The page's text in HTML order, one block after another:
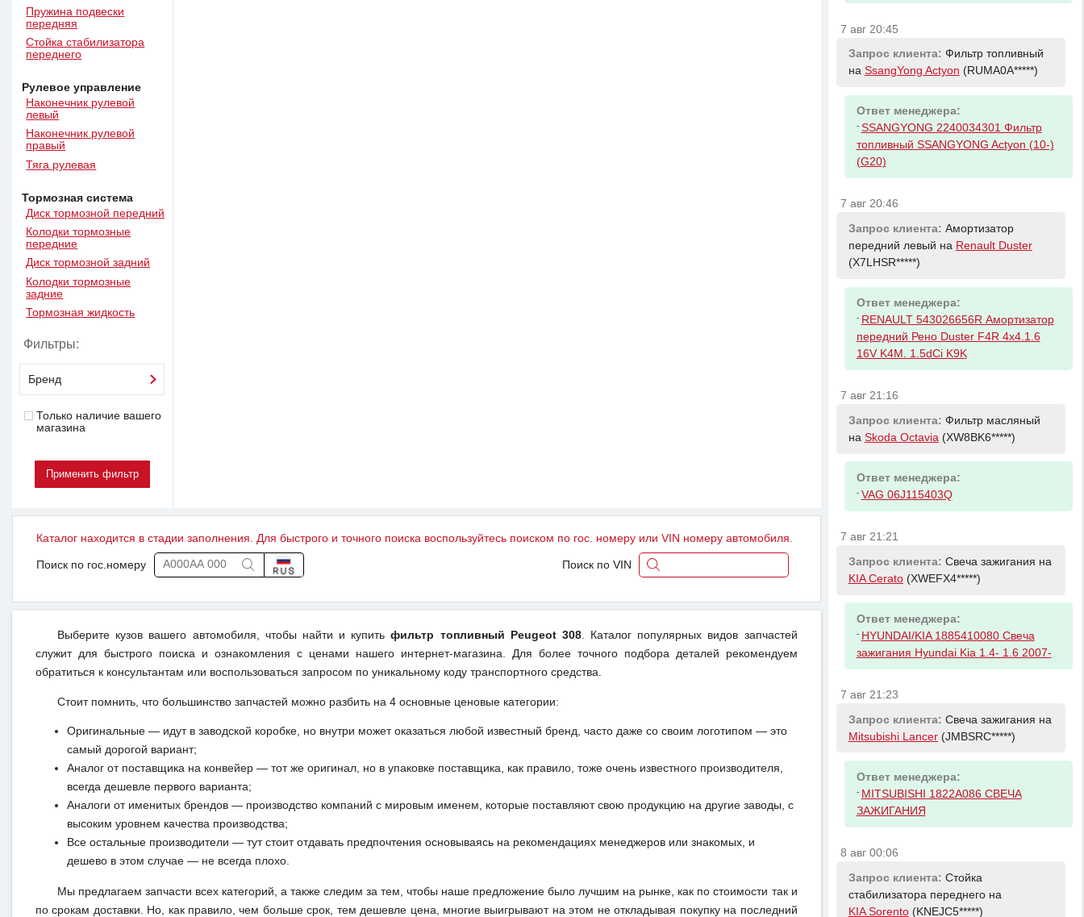
Пружина подвески
передняя
Стойка стабилизатора
переднего
Рулевое управление
Наконечник рулевой
левый
Наконечник рулевой
правый
Тяга рулевая
Тормозная система
Диск тормозной передний
Колодки тормозные
передние
Диск тормозной задний
Колодки тормозные
задние
Тормозная жидкость
Фильтры:
Бренд
Только наличие вашего
магазина
Каталог находится в стадии заполнения. Для быстрого и точного поиска воспользуйтесь поиском по гос. номеру или VIN номеру автомобиля.
Поиск по гос.номеру Поиск по VIN
Выберите кузов вашего автомобиля, чтобы найти и купитьфильтр топливный Peugeot 308. Каталог популярных видов запчастей
служит для быстрого поиска и ознакомления с ценами нашего интернет-магазина. Для более точного подбора деталей рекомендуем
обратиться к консультантам или воспользоваться запросом по уникальному коду транспортного средства.
Стоит помнить, что большинство запчастей можно разбить на 4 основные ценовые категории:
Оригинальные — идут в заводской коробке, но внутри может оказаться любой известный бренд, часто даже со своим логотипом — это
самый дорогой вариант;
Аналог от поставщика на конвейер — тот же оригинал, но в упаковке поставщика, как правило, тоже очень известного производителя,
всегда дешевле первого варианта;
Аналоги от именитых брендов — производство компаний с мировым именем, которые поставляют свою продукцию на другие заводы, с
высоким уровнем качества производства;
Все остальные производители — тут стоит отдавать предпочтения основываясь на рекомендациях менеджеров или знакомых, и
дешево в этом случае — не всегда плохо.
Мы предлагаем запчасти всех категорий, а также следим за тем, чтобы наше предложение было лучшим на рынке, как по стоимости так и
по срокам доставки. Но, как правило, чем больше срок, тем дешевле цена, многие выигрывают на этом не откладывая покупку на последний
7 авг 20:45
Запрос клиента: Фильтр топливный
на SsangYong Actyon (RUMA0A*****)
Ответ менеджера:
- SSANGYONG 2240034301 Фильтр
топливный SSANGYONG Actyon (10-)
(G20)
7 авг 20:46
Запрос клиента: Амортизатор
передний левый на Renault Duster
(X7LHSR*****)
Ответ менеджера:
- RENAULT 543026656R Амортизатор
передний Рено Duster F4R 4x4.1.6
16V K4M. 1.5dCi K9K
7 авг 21:16
Запрос клиента: Фильтр масляный
на Skoda Octavia (XW8BK6*****)
Ответ менеджера:
- VAG 06J115403Q
7 авг 21:21
Запрос клиента: Свеча зажигания на
KIA Cerato(XWEFX4*****)
Ответ менеджера:
- HYUNDAI/KIA 1885410080 Свеча
зажигания Hyundai Kia 1.4- 1.6 2007-
7 авг 21:23
Запрос клиента: Свеча зажигания на
Mitsubishi Lancer(JMBSRC*****)
Ответ менеджера:
- MITSUBISHI 1822A086 СВЕЧА
ЗАЖИГАНИЯ
8 авг 00:06
Запрос клиента: Стойка
стабилизатора переднего на
KIA Sorento(KNEJC5*****)